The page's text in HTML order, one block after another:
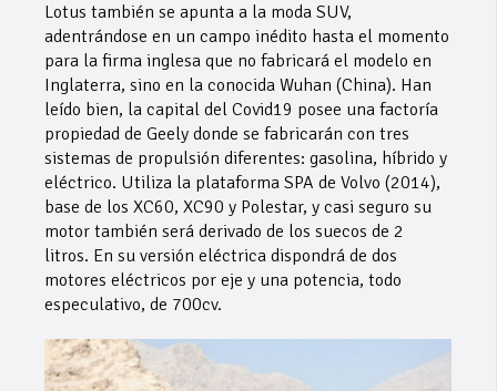
Lotus también se apunta a la moda SUV,
adentrándose en un campo inédito hasta el momento
para la firma inglesa que no fabricará el modelo en
Inglaterra, sino en la conocida Wuhan (China). Han
leído bien, la capital del Covid19 posee una factoría
propiedad de Geely donde se fabricarán con tres
sistemas de propulsión diferentes: gasolina, híbrido y
eléctrico. Utiliza la plataforma SPA de Volvo (2014),
base de los XC60, XC90 y Polestar, y casi seguro su
motor también será derivado de los suecos de 2
litros. En su versión eléctrica dispondrá de dos
motores eléctricos por eje y una potencia, todo
especulativo, de 700cv.